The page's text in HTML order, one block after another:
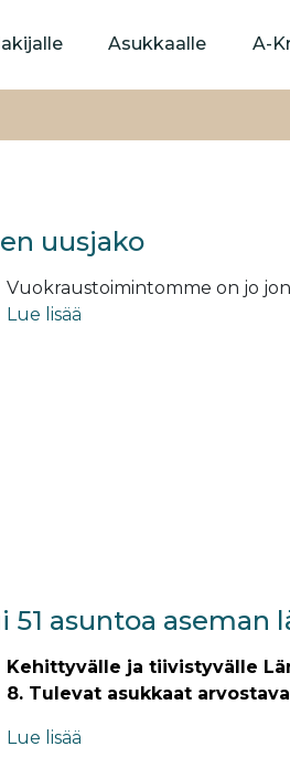
Asukkaalle A-
uusjako
Vuokraustoimintomme on jo
Lue lisää
51 asuntoa aseman
Kehittyvälle ja tiivistyvälle
8. Tulevat asukkaat
Lue lisää